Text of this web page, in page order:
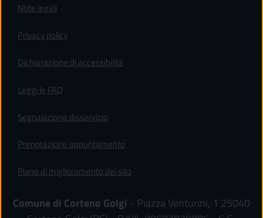
Note legali
Privacy policy
Dichiarazione di accessibilità
Leggi le FAQ
Segnalazione disservizio
Prenotazione appuntamento
Piano di miglioramento del sito
Comune di Corteno Golgi - Piazza Venturini, 1 25040